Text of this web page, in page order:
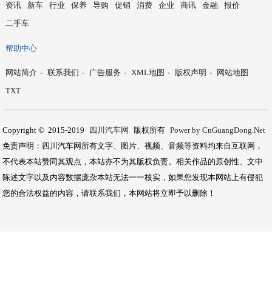
资讯 新车 行业 保养 导购 促销 消费 企业 商讯 金融
报价
二手车
帮助中心
网站简介 - 联系我们 - 广告服务 - XML地图 - 版权声明 -
网站地图
TXT
Copyright © 2015-2019 四川汽车网 版权所有 Power by CnGuangDong.Net
免责声明：四川汽车网所有文字、图片、视频、音频等资料均来自互联网，
不代表本站赞同其观点，本站亦不为其版权负责。相关作品的原创性、文中
陈述文字以及内容数据庞杂本站无法一一核实，如果您发现本网站上有侵犯
您的合法权益的内容，请联系我们，本网站将立即予以删除！